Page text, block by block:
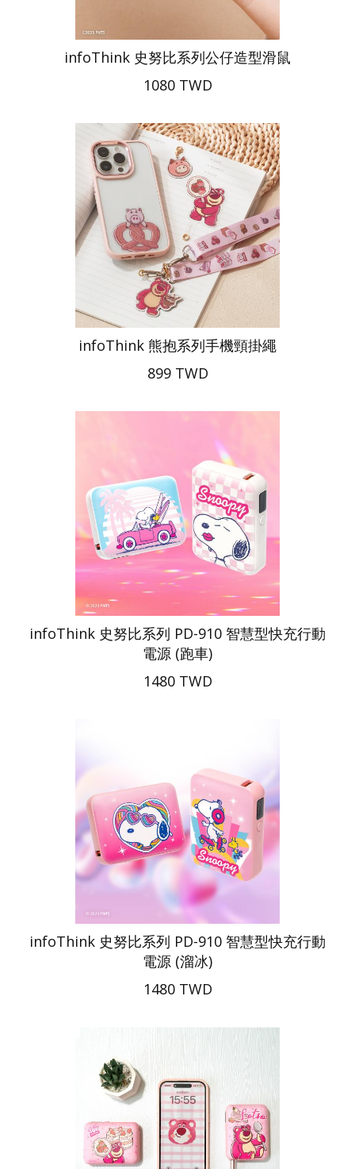
infoThink 史努比系列公仔造型滑鼠
1080 TWD
infoThink 熊抱系列手機頸掛繩
899 TWD
infoThink 史努比系列 PD-910 智慧型快充行動
電源 (跑車)
1480 TWD
infoThink 史努比系列 PD-910 智慧型快充行動
電源 (溜冰)
1480 TWD